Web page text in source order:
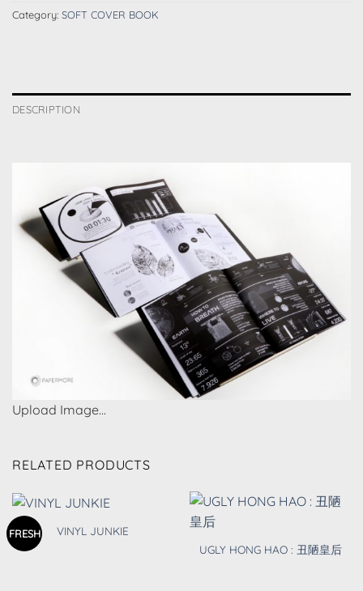
Category: SOFT COVER BOOK
DESCRIPTION
Upload Image...
RELATED PRODUCTS
FRESH
VINYL JUNKIE
UGLY HONG HAO : 丑陋皇后